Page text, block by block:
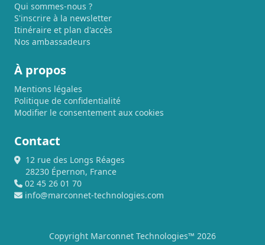
Qui sommes-nous ?
S'inscrire à la newsletter
Itinéraire et plan d'accès
Nos ambassadeurs
À propos
Mentions légales
Politique de confidentialité
Modifier le consentement aux cookies
Contact
12 rue des Longs Réages
28230 Épernon, France
02 45 26 01 70
info@marconnet-technologies.com
Copyright Marconnet Technologies™ 2026